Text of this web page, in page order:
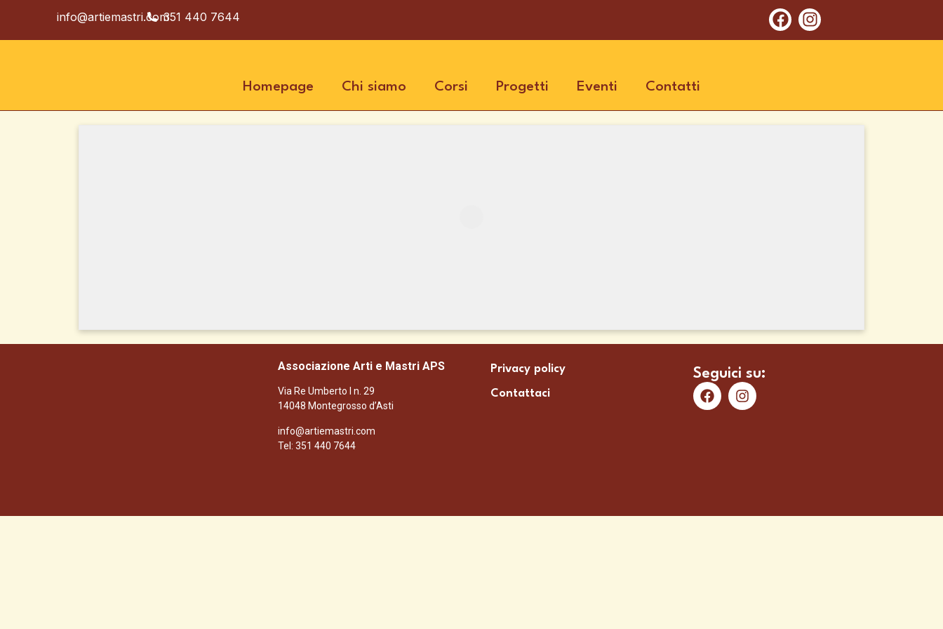
info@artiemastri.com351 440 7644
Homepage Chi siamo Corsi Progetti Eventi Contatti
Associazione Arti e Mastri APS
Via Re Umberto I n. 29
14048 Montegrosso d’Asti
info@artiemastri.com
Tel: 351 440 7644
Privacy policy
Contattaci
Seguici su: